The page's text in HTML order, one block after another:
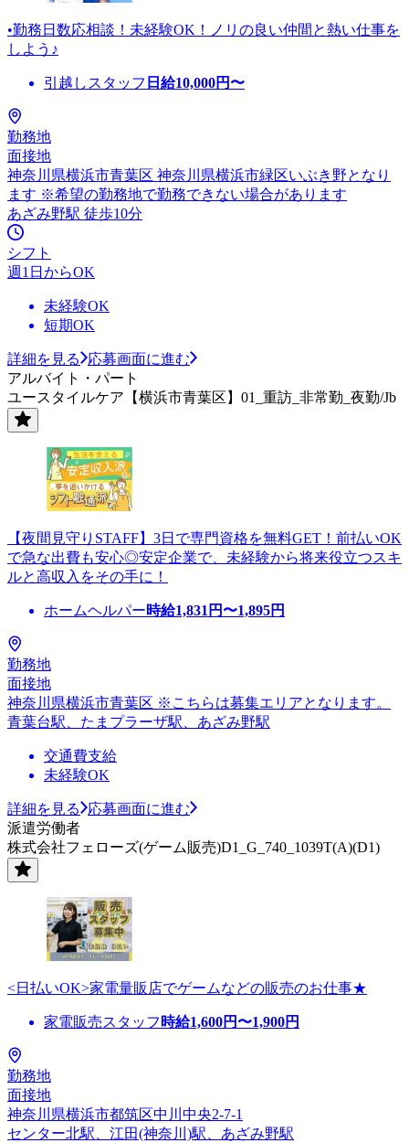
•勤務日数応相談！未経験OK！ノリの良い仲間と熱い仕事を
しよう♪
引越しスタッフ 日給10,000円〜
勤務地
面接地
神奈川県横浜市青葉区 神奈川県横浜市緑区いぶき野となり
ます ※希望の勤務地で勤務できない場合があります
あざみ野駅 徒歩10分
シフト
週1日からOK
未経験OK
短期OK
詳細を見る
応募画面に進む
アルバイト・パート
ユースタイルケア【横浜市青葉区】01_重訪_非常勤_夜勤/Jb
【夜間見守りSTAFF】3日で専門資格を無料GET！前払いOK
で急な出費も安心◎安定企業で、未経験から将来役立つスキ
ルと高収入をその手に！
ホームヘルパー時給1,831 円〜1,895円
勤務地
面接地
神奈川県横浜市青葉区 ※こちらは募集エリアとなります。
青葉台駅、たまプラーザ駅、あざみ野駅
交通費支給
未経験OK
詳細を見る
応募画面に進む
派遣労働者
株式会社フェローズ(ゲーム販売)D1_G_740_1039T(A)(D1)
<日払いOK>家電量販店でゲームなどの販売のお仕事★
家電販売スタッフ 時給1,600円〜1,900円
勤務地
面接地
神奈川県横浜市都筑区中川中央2-7-1
センター北駅、江田(神奈川)駅、あざみ野駅